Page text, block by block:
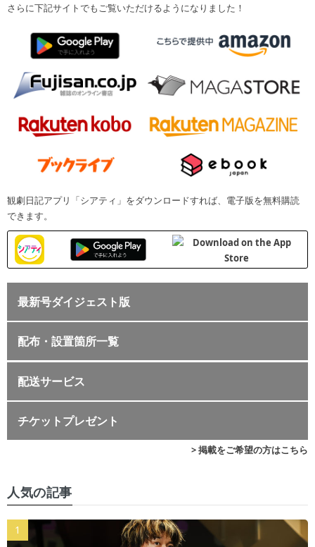
さらに下記サイトでもご覧いただけるようになりました！
観劇日記アプリ「シアティ」をダウンロードすれば、電子版を無料購読
できます。
最新号ダイジェスト版
配布・設置箇所一覧
配送サービス
チケットプレゼント
> 掲載をご希望の方はこちら
人気の記事